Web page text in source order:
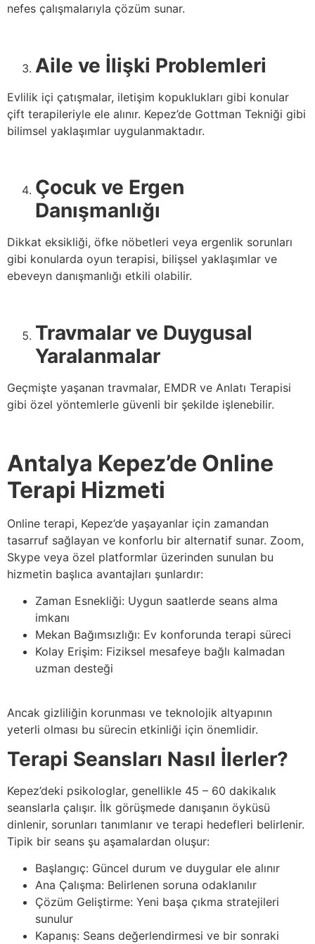
nefes çalışmalarıyla çözüm sunar.
Aile ve İlişki Problemleri
Evlilik içi çatışmalar, iletişim kopuklukları gibi konular
çift terapileriyle ele alınır. Kepez’de Gottman Tekniği gibi
bilimsel yaklaşımlar uygulanmaktadır.
Çocuk ve Ergen
Danışmanlığı
Dikkat eksikliği, öfke nöbetleri veya ergenlik sorunları
gibi konularda oyun terapisi, bilişsel yaklaşımlar ve
ebeveyn danışmanlığı etkili olabilir.
Travmalar ve Duygusal
Yaralanmalar
Geçmişte yaşanan travmalar, EMDR ve Anlatı Terapisi
gibi özel yöntemlerle güvenli bir şekilde işlenebilir.
Antalya Kepez’de Online
Terapi Hizmeti
Online terapi, Kepez’de yaşayanlar için zamandan
tasarruf sağlayan ve konforlu bir alternatif sunar. Zoom,
Skype veya özel platformlar üzerinden sunulan bu
hizmetin başlıca avantajları şunlardır:
Zaman Esnekliği: Uygun saatlerde seans alma
imkanı
Mekan Bağımsızlığı: Ev konforunda terapi süreci
Kolay Erişim: Fiziksel mesafeye bağlı kalmadan
uzman desteği
Ancak gizliliğin korunması ve teknolojik altyapının
yeterli olması bu sürecin etkinliği için önemlidir.
Terapi Seansları Nasıl İlerler?
Kepez’deki psikologlar, genellikle 45 – 60 dakikalık
seanslarla çalışır. İlk görüşmede danışanın öyküsü
dinlenir, sorunları tanımlanır ve terapi hedefleri belirlenir.
Tipik bir seans şu aşamalardan oluşur:
Başlangıç: Güncel durum ve duygular ele alınır
Ana Çalışma: Belirlenen soruna odaklanılır
Çözüm Geliştirme: Yeni başa çıkma stratejileri
sunulur
Kapanış: Seans değerlendirmesi ve bir sonraki